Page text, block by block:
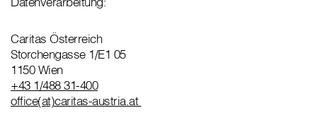
Caritas Österreich
Storchengasse 1/E1 05
1150 Wien
+43 1/488 31-400
office(at)caritas-austria.at